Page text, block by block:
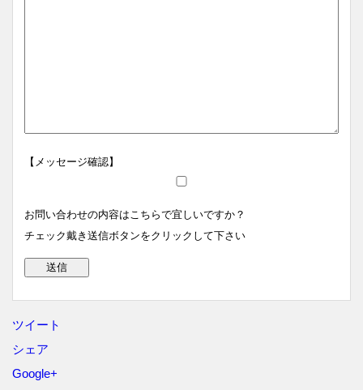
【メッセージ確認】
お問い合わせの内容はこちらで宜しいですか？
チェック戴き送信ボタンをクリックして下さい
ツイート
シェア
Google+